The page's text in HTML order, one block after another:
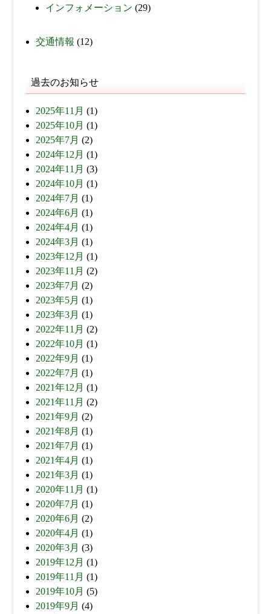
インフォメーション (29)
交通情報 (12)
過去のお知らせ
2025年11月 (1)
2025年10月 (1)
2025年7月 (2)
2024年12月 (1)
2024年11月 (3)
2024年10月 (1)
2024年7月 (1)
2024年6月 (1)
2024年4月 (1)
2024年3月 (1)
2023年12月 (1)
2023年11月 (2)
2023年7月 (2)
2023年5月 (1)
2023年3月 (1)
2022年11月 (2)
2022年10月 (1)
2022年9月 (1)
2022年7月 (1)
2021年12月 (1)
2021年11月 (2)
2021年9月 (2)
2021年8月 (1)
2021年7月 (1)
2021年4月 (1)
2021年3月 (1)
2020年11月 (1)
2020年7月 (1)
2020年6月 (2)
2020年4月 (1)
2020年3月 (3)
2019年12月 (1)
2019年11月 (1)
2019年10月 (5)
2019年9月 (4)